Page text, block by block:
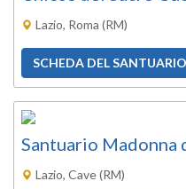
Lazio, Roma (RM)
SCHEDA DEL SANTUARIO
Santuario Madonna
Lazio, Cave (RM)